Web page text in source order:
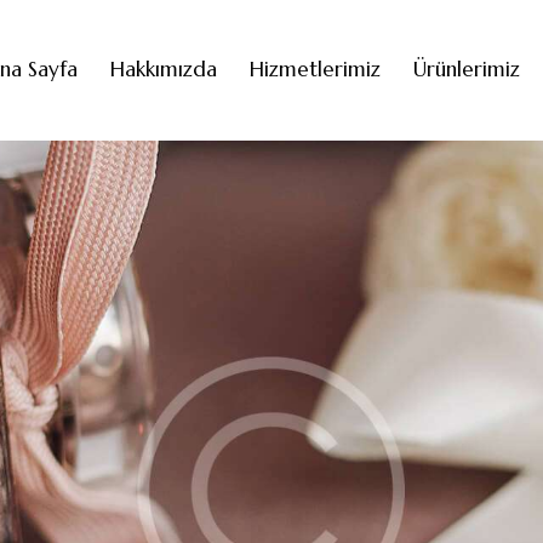
Sayfa Hakkımızda Hizmetlerimiz Ürünlerimiz